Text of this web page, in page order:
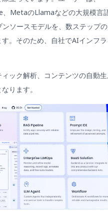
MetaのLlamaなどの大規模言
ソースモデルを、数ステップの
。そのため、自社でAIインフ
ック解析、コンテンツの自動
ります。